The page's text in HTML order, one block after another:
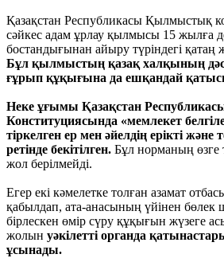
Қазақстан Республикасы Қылмыстық
сәйкес адам ұрлау қылмысы 15 жылға
бостандығынан айыру түріндегі қатаң
Бұл қылмыстың қазақ халқының
ғұрып құқығына да ешқандай
Неке ұғымы Қазақстан
Конституциясында «мемлекет
тіркелген ер мен әйелдің ерікті
ретінде бекітілген. Бұл норманың өзге
жол берілмейді.
Егер екі кәмелетке толған азамат
қабылдап, ата-анасының үйінен бөлек
бірлескен өмір сүру құқығын жүзеге
жолын уәкілетті органда
ұсынады.